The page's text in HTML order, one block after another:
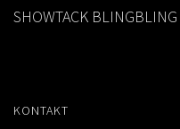
SHOWTACK
KONTAKT